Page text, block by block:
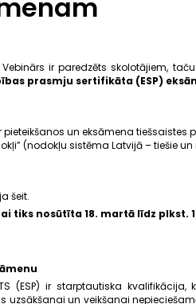
Vebinārs ir paredzēts skolotājiem, taču
prasmju sertifikāta (ESP)
un eksāmena tiešsaistes
(nodokļu sistēma Latvijā – tiešie
šeit.
tiks nosūtīta 18. martā līdz plkst.
(ESP) ir starptautiska
uzsākšanai un veikšanai